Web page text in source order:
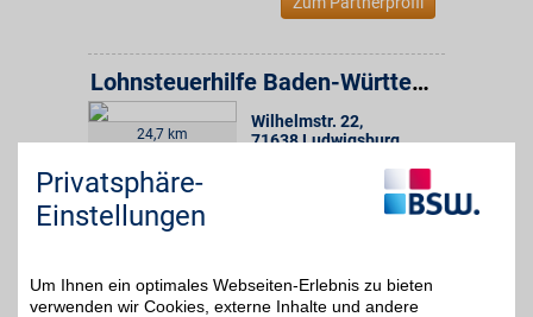
24,7 km
16€
Lohnsteuerhilfe Baden-Württemberg e.V. Beratungsstelle
Wilhelmstr. 22,
71638Ludwigsburg
Auf Karte anzeigen
Zum Partnerprofil
Lohnsteuerhilfe Baden-Württemberg e.V. Beratungsstelle
Privatsphäre-
Einstellungen
Um Ihnen ein optimales Webseiten-Erlebnis zu bieten
verwenden wir Cookies, externe Inhalte und andere